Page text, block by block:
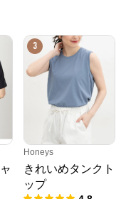
3
Honeys
きれいめタンクト
ップ